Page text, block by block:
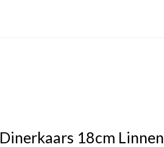
Dinerkaars 18cm Linnen